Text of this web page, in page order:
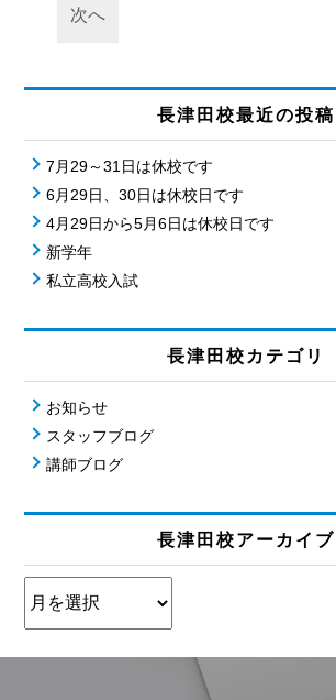
次へ
長津田校最近の投稿
7月29～31日は休校です
6月29日、30日は休校日です
4月29日から5月6日は休校日です
新学年
私立高校入試
長津田校カテゴリ
お知らせ
スタッフブログ
講師ブログ
長津田校アーカイブ